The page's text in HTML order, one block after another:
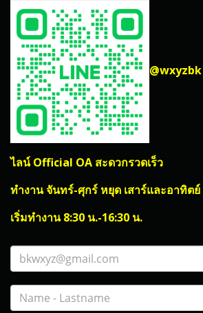
@wxyzbk
ไลน์ Official OA สะดวกรวดเร็ว
ทำงาน จันทร์-ศุกร์ หยุด เสาร์และอาทิตย์
เริ่มทำงาน 8:30 น.-16:30 น.